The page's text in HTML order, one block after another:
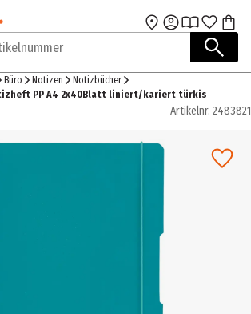
Zum Hauptinhalt
Büro Notizen
Notizbücher
PP A4 2x40Blatt liniert/kariert türkis
Artikelnr. 2483821